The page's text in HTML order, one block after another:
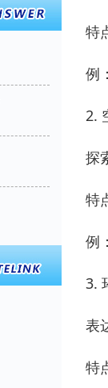
特
例
2.
探
特
例
3.
表
特